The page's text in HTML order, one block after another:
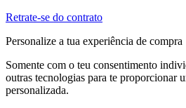
Retrate-se do contrato
Personalize a tua experiência de compra
Somente com o teu consentimento
outras tecnologias para te proporcionar
personalizada.